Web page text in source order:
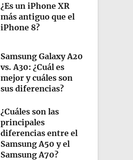
¿Es un iPhone XR
más antiguo que el
iPhone 8?
Samsung Galaxy A20
vs. A30: ¿Cuál es
mejor y cuáles son
sus diferencias?
¿Cuáles son las
principales
diferencias entre el
Samsung A50 y el
Samsung A70​?